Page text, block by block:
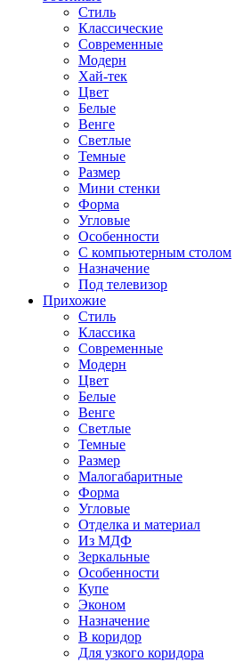
Стиль
Классические
Современные
Модерн
Хай-тек
Цвет
Белые
Венге
Светлые
Темные
Размер
Мини стенки
Форма
Угловые
Особенности
С компьютерным столом
Назначение
Под телевизор
Прихожие
Стиль
Классика
Современные
Модерн
Цвет
Белые
Венге
Светлые
Темные
Размер
Малогабаритные
Форма
Угловые
Отделка и материал
Из МДФ
Зеркальные
Особенности
Купе
Эконом
Назначение
В коридор
Для узкого коридора